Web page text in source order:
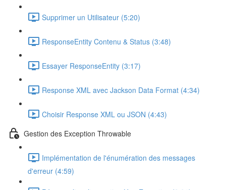
Supprimer un Utilisateur (5:20)
ResponseEntity Contenu & Status (3:48)
Essayer ResponseEntity (3:17)
Response XML avec Jackson Data Format (4:34)
Choisir Response XML ou JSON (4:43)
Gestion des Exception Throwable
Implémentation de l'énumération des messages
d'erreur (4:59)